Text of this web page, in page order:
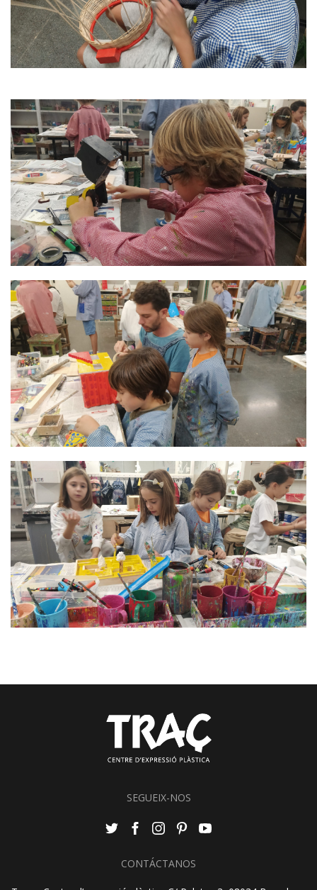
SEGUEIX-NOS
CONTÁCTANOS